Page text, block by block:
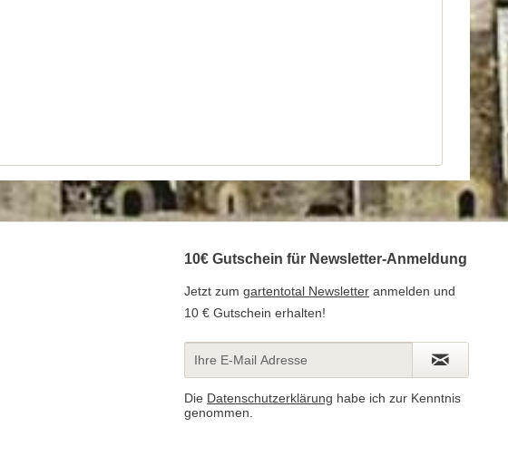
10€ Gutschein für Newsletter-Anmeldung
Jetzt zum gartentotal Newsletter anmelden und
10 € Gutschein erhalten!
Die Datenschutzerklärung habe ich zur Kenntnis
genommen.